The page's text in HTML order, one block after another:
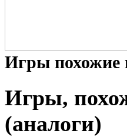
Игры похожие
Игры,
(аналоги)